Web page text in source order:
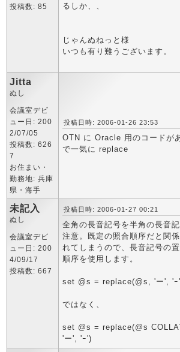
投稿数: 85
るしか、、
じゃんぬねっと様
いつも有り難うございます。
Jitta
ぬし
会議室デビ
ュー日: 200
2/07/05
投稿数: 626
7
お住まい・
勤務地: 兵庫
県・海手
投稿日時: 2006-01-26 23:53
OTN に Oracle 用のコードが
で一気に replace
未記入
ぬし
会議室デビ
ュー日: 200
4/09/17
投稿数: 667
投稿日時: 2006-01-27 00:21
全角の長音記号を半角の長音
注意。既定の照合順序だと関
れてしまうので、長音記号の
順序を使用します。
set @s = replace(@s, 'ー', 'ｰ
ではなく、
set @s = replace(@s
'ー', 'ｰ')